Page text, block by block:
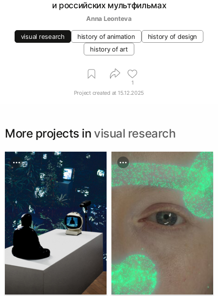
и российских мультфильмах
Anna Leonteva
visual research history of animation
history of design
history of art
1
Project created at 15.12.2025
More projects in visual research